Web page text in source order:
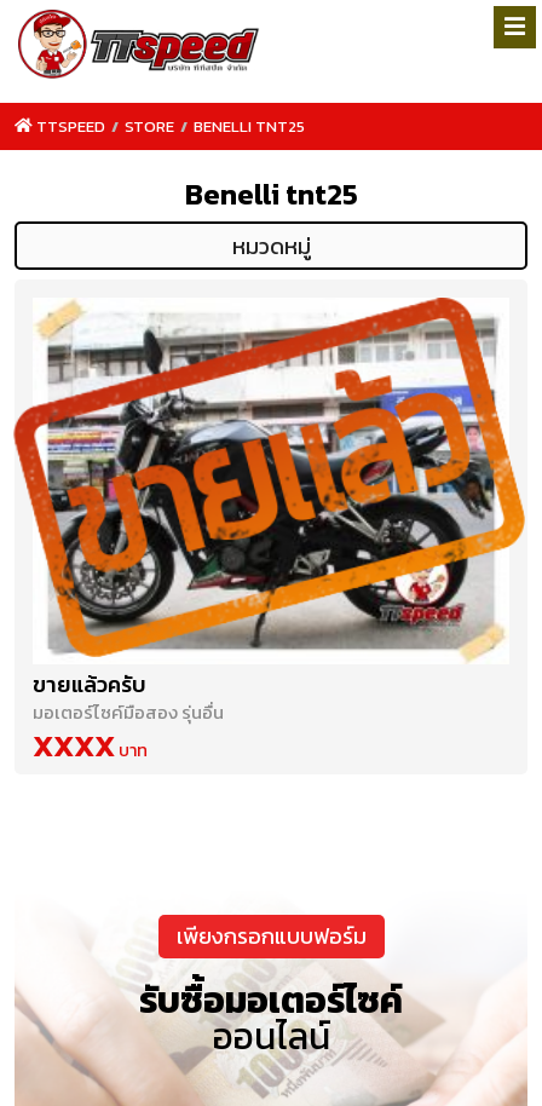
TTSPEED.COM
TTSPEED / STORE / BENELLI TNT25
Benelli tnt25
หมวดหมู่
ขายแล้วครับ
มอเตอร์ไซค์มือสอง รุ่นอื่น
XXXX
เพียงกรอกแบบฟอร์ม
รับซื้อมอเตอร์ไซค์
ออนไลน์